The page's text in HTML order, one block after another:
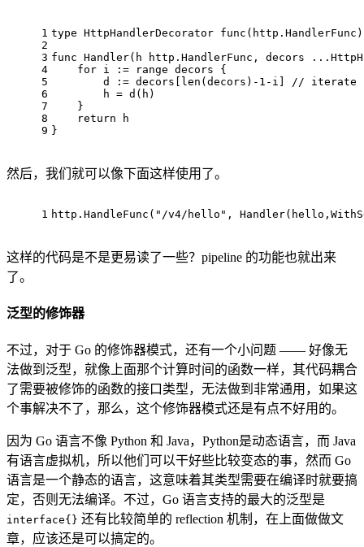
1
2
3
4
5
6
7
8
9
type HttpHandlerDecorator func (http.HandlerFunc)
func Handler(h http.HandlerFunc, decors
for i := range decors {
        d := decors[
len (decors) -1 -i]
// iterate
        h = d(h)
    }
return h
}
然后，我们就可以像下面这样使用了。
1 http.HandleFunc( "/v4/hello" ,
这样的代码是不是更易读了一些？pipeline 的功能也就出来
了。
泛型的修饰器
不过，对于 Go 的修饰器模式，还有一个小问题 —— 好像无
法做到泛型，就像上面那个计算时间的函数一样，其代码耦合
了需要被修饰的函数的接口类型，无法做到非常通用，如果这
个事解决不了，那么，这个修饰器模式还是有点不好用的。
因为 Go 语言不像 Python 和 Java，Python是动态语言，而 Java
有语言虚拟机，所以他们可以干好些比较变态的事，然而 Go
语言是一个静态的语言，这意味着其类型需要在编译时就要搞
定，否则无法编译。不过，Go 语言支持的最大的泛型是
interface{} 还有比较简单的 reflection 机制，在上面做做文
章，应该还是可以搞定的。